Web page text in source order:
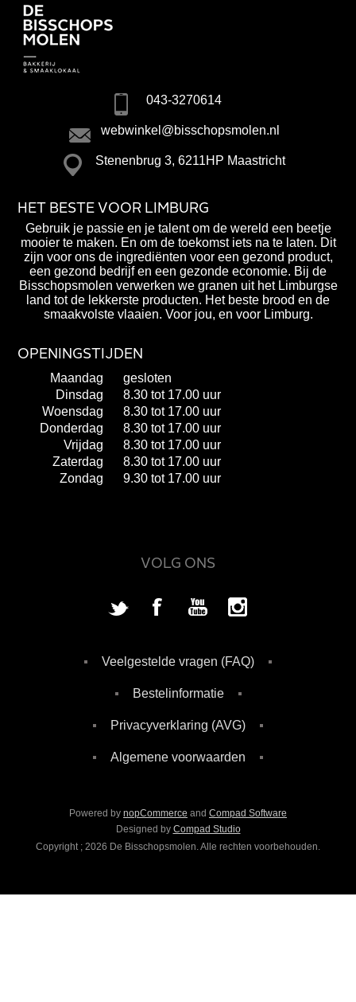
043-3270614
webwinkel@bisschopsmolen.nl
Stenenbrug 3, 6211HP Maastricht
HET BESTE VOOR LIMBURG
Gebruik je passie en je talent om de wereld een beetje
mooier te maken. En om de toekomst iets na te laten. Dit
zijn voor ons de ingrediënten voor een gezond product,
een gezond bedrijf en een gezonde economie. Bij de
Bisschopsmolen verwerken we granen uit het Limburgse
land tot de lekkerste producten. Het beste brood en de
smaakvolste vlaaien. Voor jou, en voor Limburg.
OPENINGSTIJDEN
Maandag
gesloten
Dinsdag
8.30 tot 17.00 uur
Woensdag
8.30 tot 17.00 uur
Donderdag
8.30 tot 17.00 uur
Vrijdag
8.30 tot 17.00 uur
Zaterdag
8.30 tot 17.00 uur
Zondag
9.30 tot 17.00 uur
VOLG ONS
Veelgestelde vragen (FAQ)
Bestelinformatie
Privacyverklaring (AVG)
Algemene voorwaarden
Powered by nopCommerce and Compad Software
Designed by Compad Studio
Copyright ; 2026 De Bisschopsmolen. Alle rechten voorbehouden.